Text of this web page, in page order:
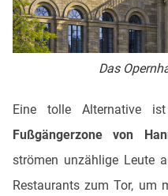
Das
Eine tolle Alternative
Fußgängerzone von
strömen unzählige Leute
Restaurants zum Tor, um